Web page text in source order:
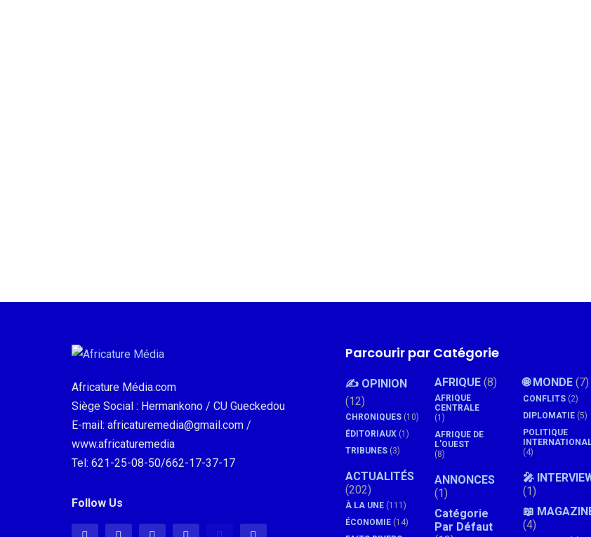
Africature Média.com
Siège Social : Hermankono / CU Gueckedou
E-mail: africaturemedia@gmail.com /
www.africaturemedia
Tel: 621-25-08-50/662-17-37-17
Follow Us
Parcourir par Catégorie
✍️ OPINION
(12)
CHRONIQUES (10)
ÉDITORIAUX (1)
TRIBUNES (3)
ACTUALITÉS
(202)
À LA UNE (111)
ÉCONOMIE (14)
AFRIQUE(8)
AFRIQUE
CENTRALE
(1)
AFRIQUE DE
L'OUEST
(8)
ANNONCES
(1)
Catégorie
Par Défaut
🌐 MONDE (7)
CONFLITS (2)
DIPLOMATIE (5)
POLITIQUE
(4)
🎤
(1)
📖
(4)